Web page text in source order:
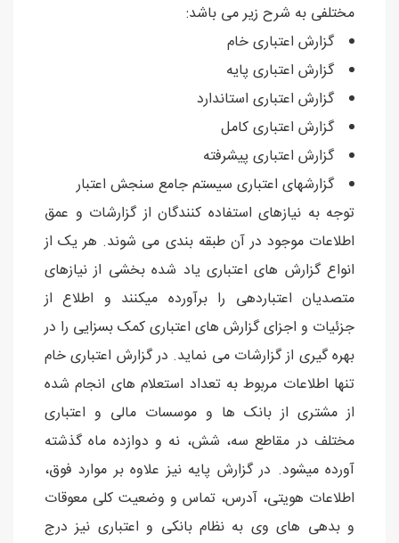
مختلفی به شرح زير می باشد:
گزارش اعتباری خام
گزارش اعتباری پايه
گزارش اعتباری استاندارد
گزارش اعتباری کامل
گزارش اعتباری پیشرفته
گزارشهای اعتباری سيستم جامع سنجش اعتبار
توجه به نيازهای استفاده کنندگان از گزارشات و عمق
اطلاعات موجود در آن طبقه بندی می شوند. هر يک از
انواع گزارش های اعتباری ياد شده بخشی از نيازهای
متصديان اعتباردهی را برآورده ميکنند و اطلاع از
جزئيات و اجزای گزارش های اعتباری کمک بسزايی را در
بهره گيری از گزارشات می نمايد. در گزارش اعتباری خام
تنها اطلاعات مربوط به تعداد استعلام های انجام شده
از مشتری از بانک ها و موسسات مالی و اعتباری
مختلف در مقاطع سه، شش، نه و دوازده ماه گذشته
آورده میشود. در گزارش پایه نیز علاوه بر موارد فوق،
اطلاعات هویتی، آدرس، تماس و وضعیت کلی معوقات
و بدهی های وی به نظام بانکی و اعتباری نیز درج